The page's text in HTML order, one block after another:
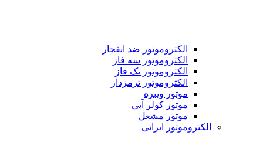
الکتروموتور ضد انفجار
الکتروموتور سه فاز
الکتروموتور تک فاز
الکتروموتور ترمزدار
موتور ویبره
موتور کولر آبی
موتور مشعل
الکتروموتور ایرانی